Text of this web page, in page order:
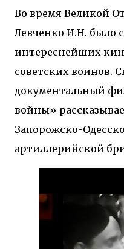
Во время Великой
Левченко И.Н. было
интереснейших
советских воинов.
документальный
войны»
Запорожско-
артиллерийской